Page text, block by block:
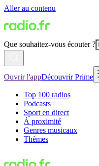
Aller au contenu
Que souhaitez-vous écouter ?
Ouvrir l'appDécouvrir Prime
Top 100 radios
Podcasts
Sport en direct
À proximité
Genres musicaux
Thèmes